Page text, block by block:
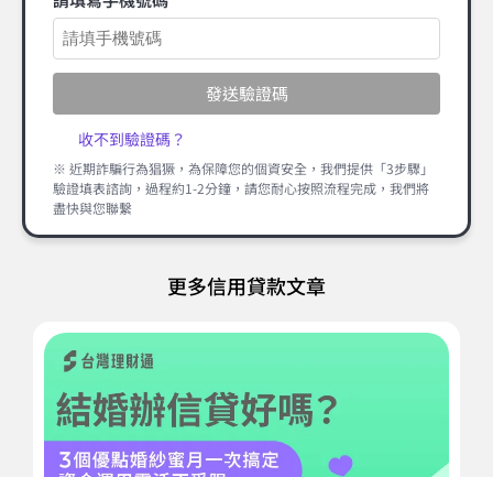
發送驗證碼
收不到驗證碼？
※ 近期詐騙行為猖獗，為保障您的個資安全，我們提供「3步驟」
驗證填表諮詢，過程約1-2分鐘，請您耐心按照流程完成，我們將
盡快與您聯繫
更多信用貸款文章